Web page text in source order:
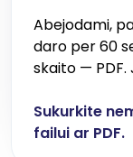
Abejodami,
daro per 60
skaito — PDF.
Sukurkite
failui ar PDF.